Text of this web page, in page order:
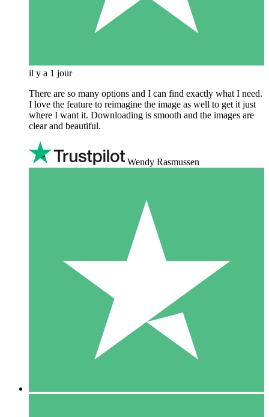
il y a 1 jour
There are so many options and I can find exactly what I need.
I love the feature to reimagine the image as well to get it just
where I want it. Downloading is smooth and the images are
clear and beautiful.
Wendy Rasmussen